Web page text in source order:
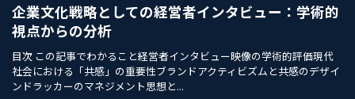
企業文化戦略としての経営者インタビュー：学術的
視点からの分析
目次 この記事でわかること経営者インタビュー映像の学術的評価現代
社会における「共感」の重要性ブランドアクティビズムと共感のデザイ
ンドラッカーのマネジメント思想と...